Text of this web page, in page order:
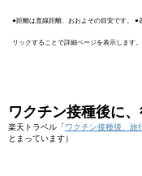
●距離は直線距離、おおよその目安です。 ●
リックすることで詳細ページを表示します。
ワクチン接種後に
楽天トラベル「ワクチン接種後、旅
とまっています）